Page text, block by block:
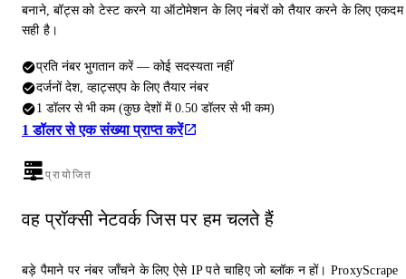
बनाने, बॉट्स को टेस्ट करने या ऑटोमेशन के लिए नंबरों को तैयार करने के लिए एकदम
सही है।
प्रति नंबर भुगतान करें — कोई सदस्यता नहीं
दर्जनों देश, व्हाट्सएप के लिए तैयार नंबर
1 डॉलर से भी कम (कुछ देशों में 0.50 डॉलर से भी कम)
1 डॉलर से एक संख्या प्राप्त करें
प्रायोजित
वह प्रॉक्सी नेटवर्क जिस पर हम चलते हैं
बड़े पैमाने पर नंबर जाँचने के लिए ऐसे IP पते चाहिए जो ब्लॉक न हों। ProxyScrape